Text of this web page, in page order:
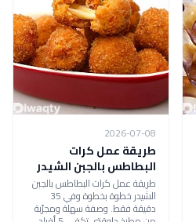
2026-07-08
طريقة عمل كرات
البطاطس بالجبن الشيدر
طريقة عمل كرات البطاطس بالجبن
الشيدر خطوة بخطوة وفي 35
دقيقة فقط. وصفة سهلة ومجرّبة